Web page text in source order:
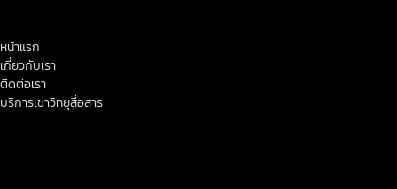
หน้าแรก
เกี่ยวกับเรา
ติดต่อเรา
บริการเช่าวิทยุสื่อสาร